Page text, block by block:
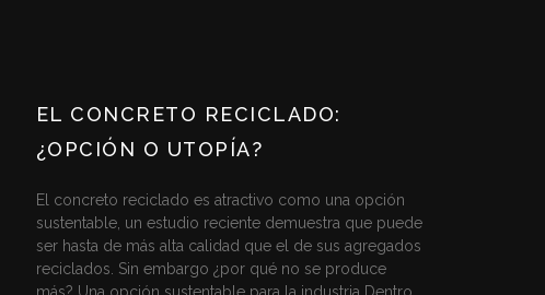
EL CONCRETO RECICLADO:
¿OPCIÓN O UTOPÍA?
El concreto reciclado es atractivo como una opción
sustentable, un estudio reciente demuestra que puede
ser hasta de más alta calidad que el de sus agregados
reciclados. Sin embargo ¿por qué no se produce
más? Una opción sustentable para la industria Dentro